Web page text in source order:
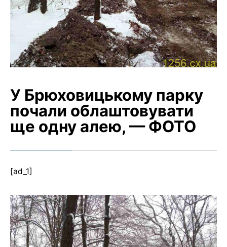
У Брюховицькому парку
почали облаштовувати
ще одну алею, — ФОТО
[ad_1]